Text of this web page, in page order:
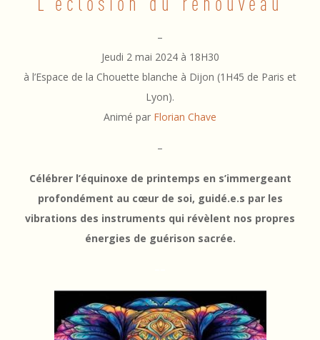
–
Jeudi 2 mai 2024 à 18H30
à l’Espace de la Chouette blanche à Dijon (1H45 de Paris et
Lyon).
Animé par Florian Chave
–
Célébrer l’équinoxe de printemps en s’immergeant
profondément au cœur de soi, guidé.e.s par les
vibrations des instruments qui révèlent nos propres
énergies de guérison sacrée.